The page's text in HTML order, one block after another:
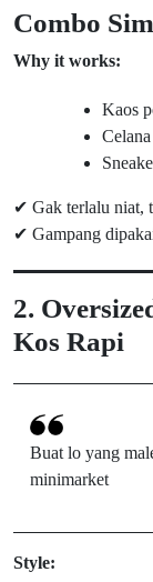
Combo
Why it works:
Kaos
✔ Gak terlalu niat,
✔ Gampang
2.
Kos Rapi
Buat lo yang
minimarket
Style: